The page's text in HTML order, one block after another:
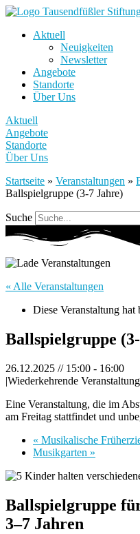
Aktuell
Neuigkeiten
Newsletter
Angebote
Standorte
Über Uns
Aktuell
Angebote
Standorte
Über Uns
Startseite » Veranstaltungen »
Ballspielgruppe (3-7 Jahre)
Suche
« Alle Veranstaltungen
Diese Veranstaltung hat
Ballspielgruppe
26.12.2025 // 15:00 - 16:00
|Wiederkehrende Veranstaltung
Eine Veranstaltung, die im
am Freitag stattfindet und
« Musikalische
Musikgarten »
Ballspielgruppe
3–7 Jahren